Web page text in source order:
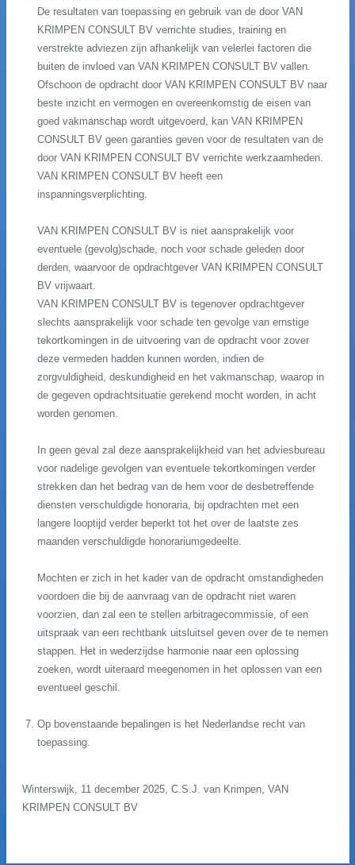
De resultaten van toepassing en gebruik van de door VAN
KRIMPEN CONSULT BV verrichte studies, training en
verstrekte adviezen zijn afhankelijk van velerlei factoren die
buiten de invloed van VAN KRIMPEN CONSULT BV vallen.
Ofschoon de opdracht door VAN KRIMPEN CONSULT BV naar
beste inzicht en vermogen en overeenkomstig de eisen van
goed vakmanschap wordt uitgevoerd, kan VAN KRIMPEN
CONSULT BV geen garanties geven voor de resultaten van de
door VAN KRIMPEN CONSULT BV verrichte werkzaamheden.
VAN KRIMPEN CONSULT BV heeft een
inspanningsverplichting.
VAN KRIMPEN CONSULT BV is niet aansprakelijk voor
eventuele (gevolg)schade, noch voor schade geleden door
derden, waarvoor de opdrachtgever VAN KRIMPEN CONSULT
BV vrijwaart.
VAN KRIMPEN CONSULT BV is tegenover opdrachtgever
slechts aansprakelijk voor schade ten gevolge van ernstige
tekortkomingen in de uitvoering van de opdracht voor zover
deze vermeden hadden kunnen worden, indien de
zorgvuldigheid, deskundigheid en het vakmanschap, waarop in
de gegeven opdrachtsituatie gerekend mocht worden, in acht
worden genomen.
In geen geval zal deze aansprakelijkheid van het adviesbureau
voor nadelige gevolgen van eventuele tekortkomingen verder
strekken dan het bedrag van de hem voor de desbetreffende
diensten verschuldigde honoraria, bij opdrachten met een
langere looptijd verder beperkt tot het over de laatste zes
maanden verschuldigde honorariumgedeelte.
Mochten er zich in het kader van de opdracht omstandigheden
voordoen die bij de aanvraag van de opdracht niet waren
voorzien, dan zal een te stellen arbitragecommissie, of een
uitspraak van een rechtbank uitsluitsel geven over de te nemen
stappen. Het in wederzijdse harmonie naar een oplossing
zoeken, wordt uiteraard meegenomen in het oplossen van een
eventueel geschil.
Op bovenstaande bepalingen is het Nederlandse recht van
toepassing.
Winterswijk, 11 december 2025, C.S.J. van Krimpen, VAN
KRIMPEN CONSULT BV